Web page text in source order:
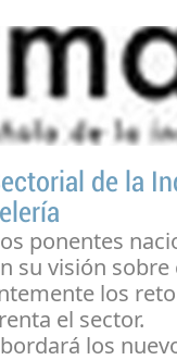
de la
ponentes
su visión sobre
los
el sector.
los